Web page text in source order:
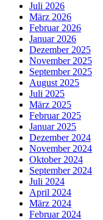
Juli 2026
März 2026
Februar 2026
Januar 2026
Dezember 2025
November 2025
September 2025
August 2025
Juli 2025
März 2025
Februar 2025
Januar 2025
Dezember 2024
November 2024
Oktober 2024
September 2024
Juli 2024
April 2024
März 2024
Februar 2024